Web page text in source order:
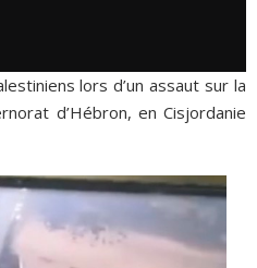
lors d’un assaut sur la
d’Hébron, en Cisjordanie